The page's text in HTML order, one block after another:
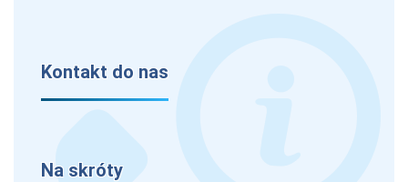
Kontakt do nas
Na skróty